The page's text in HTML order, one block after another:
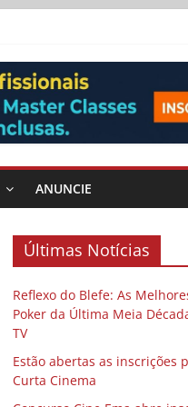
ANUNCIE
Últimas Notícias
Reflexo do Blefe: As
Poker da Última Meia
TV
Estão abertas as inscrições
Curta Cinema